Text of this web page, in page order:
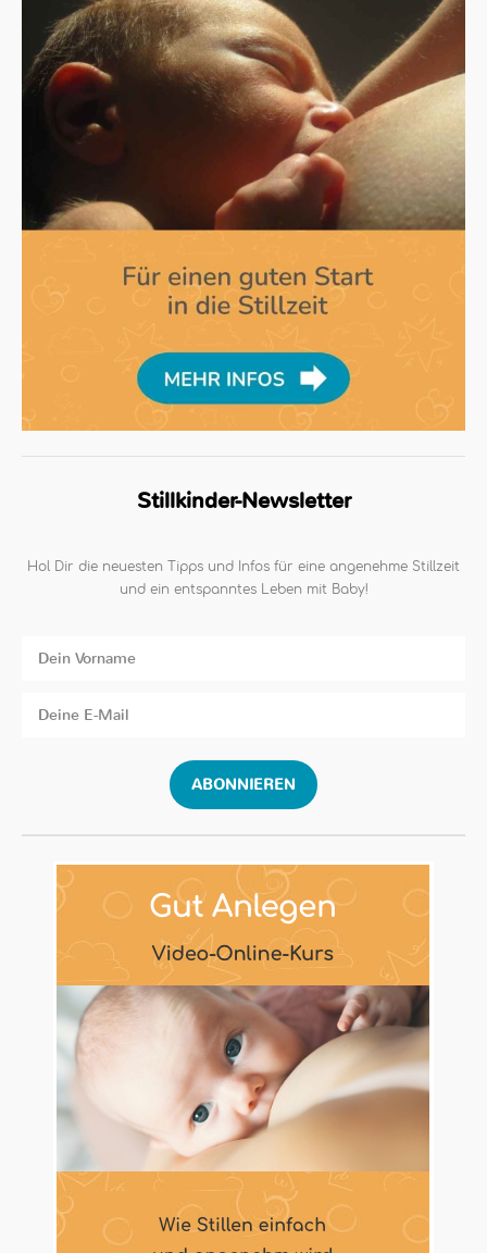
Stillkinder-Newsletter
Hol Dir die neuesten Tipps und Infos für eine angenehme Stillzeit
und ein entspanntes Leben mit Baby!
ABONNIEREN